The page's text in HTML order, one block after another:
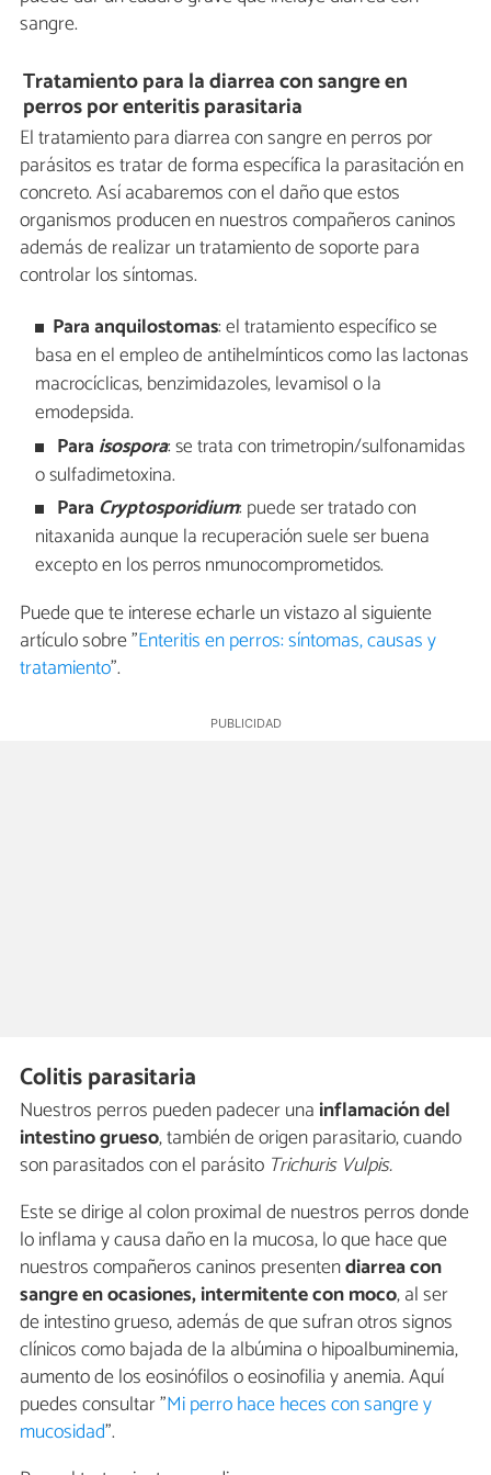
sangre.
Tratamiento para la diarrea con sangre en
perros por enteritis parasitaria
El tratamiento para diarrea con sangre en perros por
parásitos es tratar de forma específica la parasitación en
concreto. Así acabaremos con el daño que estos
organismos producen en nuestros compañeros caninos
además de realizar un tratamiento de soporte para
controlar los síntomas.
Para anquilostomas: el tratamiento específico se
basa en el empleo de antihelmínticos como las lactonas
macrocíclicas, benzimidazoles, levamisol o la
emodepsida.
Para isospora: se trata con trimetropin/sulfonamidas
o sulfadimetoxina.
Para Cryptosporidium: puede ser tratado con
nitaxanida aunque la recuperación suele ser buena
excepto en los perros nmunocomprometidos.
Puede que te interese echarle un vistazo al siguiente
artículo sobre "Enteritis en perros: síntomas, causas y
tratamiento".
Colitis parasitaria
Nuestros perros pueden padecer una inflamación del
intestino grueso, también de origen parasitario, cuando
son parasitados con el parásito Trichuris Vulpis.
Este se dirige al colon proximal de nuestros perros donde
lo inflama y causa daño en la mucosa, lo que hace que
nuestros compañeros caninos presentendiarrea con
sangre en ocasiones, intermitente con moco, al ser
de intestino grueso, además de que sufran otros signos
clínicos como bajada de la albúmina o hipoalbuminemia,
aumento de los eosinófilos o eosinofilia y anemia. Aquí
puedes consultar "Mi perro hace heces con sangre y
mucosidad".